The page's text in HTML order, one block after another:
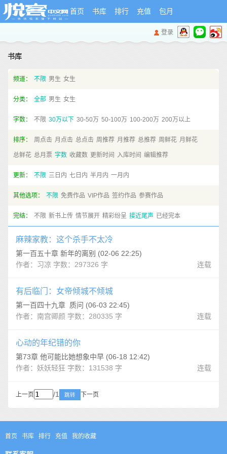
首页 书库 排行 充值 包月
登录
书库
频道： 不限 男生 女生
分类： 全部 男生 女生
字数： 不限 30万以下 30-50万 50-100万 100-200万 200万以上
排序： 周点击 月点击 总点击 周推荐 月推荐 总推荐 周鲜花 月鲜花
总鲜花 总月票 字数 收藏数 更新时间 入库时间 编辑推荐
更新： 不限 三日内 七日内 半月内 一月内
其他选项： 不限 免费作品 VIP作品 签约作品 参赛作品
完结： 不限 新书上传 情节展开 精彩纷呈 接近尾声 已经完本
麻辣家教：这个杀手不太冷
第一百五十章 新年的离别 (02-06 22:25)
连载
作者：习凉 字数：297326 字
有后临门：女帝倾城不倾城
第一百四十九章 质问 (06-03 22:45)
连载
作者：南宫卿颜 字数：280335 字
心动的年纪错的你
第73章 他可能比她想象中早 (06-18 12:42)
连载
作者：妖妖轻狂 字数：131538 字
上一页 /1 跳转 下一页
首页 书库 排行 充值 我的收藏